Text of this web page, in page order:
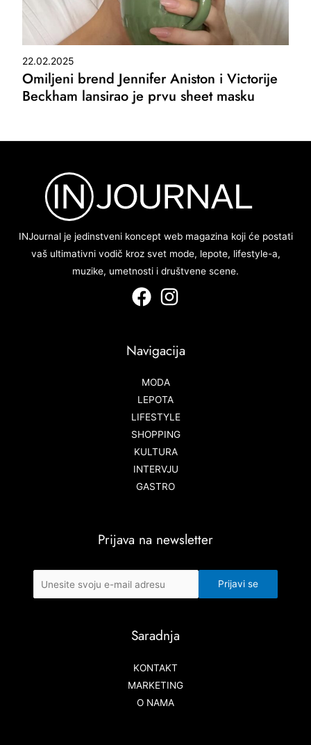
22.02.2025
Omiljeni brend Jennifer Aniston i Victorije
Beckham lansirao je prvu sheet masku
INJournal je jedinstveni koncept web magazina koji će postati
vaš ultimativni vodič kroz svet mode, lepote, lifestyle-a,
muzike, umetnosti i društvene scene.
Navigacija
MODA
LEPOTA
LIFESTYLE
SHOPPING
KULTURA
INTERVJU
GASTRO
Prijava na newsletter
Saradnja
KONTAKT
MARKETING
O NAMA